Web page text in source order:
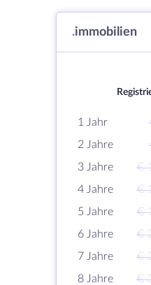
.immobilien
1 Jahr
2 Jahre
3 Jahre
€
4 Jahre
€
5 Jahre
€
6 Jahre
€
7 Jahre
€
8 Jahre
€